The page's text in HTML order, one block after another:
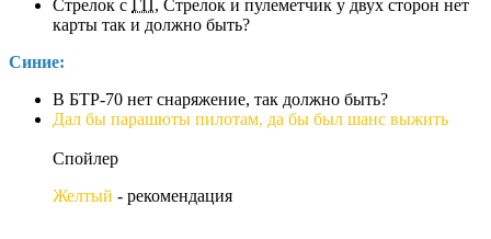
Стрелок с ГП, Стрелок и пулеметчик у двух сторон нет
карты так и должно быть?
Синие:
В БТР-70 нет снаряжение, так должно быть?
Дал бы парашюты пилотам, да бы был шанс выжить
Спойлер
Желтый - рекомендация